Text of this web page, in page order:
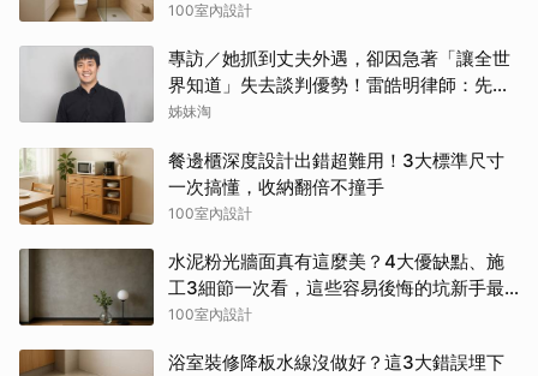
100室內設計
專訪／她抓到丈夫外遇，卻因急著「讓全世
界知道」失去談判優勢！雷皓明律師：先守
住證據，才有選擇
姊妹淘
餐邊櫃深度設計出錯超難用！3大標準尺寸
一次搞懂，收納翻倍不撞手
100室內設計
水泥粉光牆面真有這麼美？4大優缺點、施
工3細節一次看，這些容易後悔的坑新手最
常踩
100室內設計
浴室裝修降板水線沒做好？這3大錯誤埋下